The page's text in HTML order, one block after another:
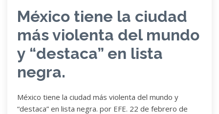
México tiene la ciudad
más violenta del mundo
y “destaca” en lista
negra.
México tiene la ciudad más violenta del mundo y
“destaca” en lista negra. por EFE. 22 de febrero de